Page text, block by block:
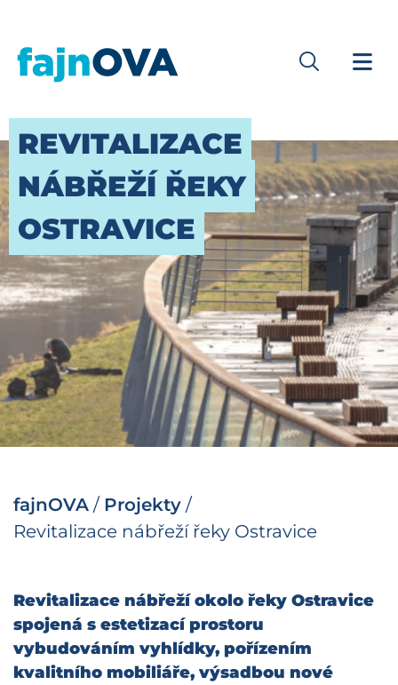
REVITALIZACE
NÁBŘEŽÍ ŘEKY
OSTRAVICE
fajnOVA / Projekty /
Revitalizace nábřeží řeky Ostravice
Revitalizace nábřeží okolo řeky Ostravice
spojená s estetizací prostoru
vybudováním vyhlídky, pořízením
kvalitního mobiliáře, výsadbou nové